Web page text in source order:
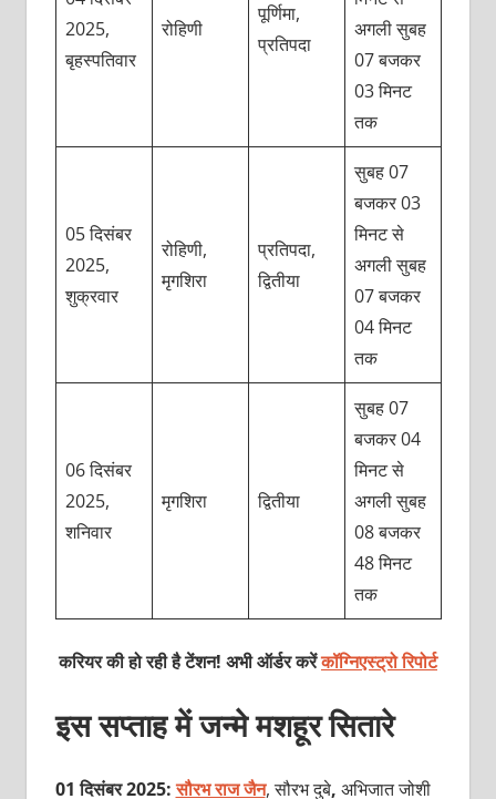
2025,
बृहस्पतिवार
रोहिणी
पूर्णिमा,
प्रतिपदा
अगली सुबह
07 बजकर
03 मिनट
तक
05 दिसंबर
2025,
शुक्रवार
रोहिणी,
मृगशिरा
प्रतिपदा,
द्वितीया
सुबह 07
बजकर 03
मिनट से
अगली सुबह
07 बजकर
04 मिनट
तक
06 दिसंबर
2025,
शनिवार
मृगशिरा द्वितीया
सुबह 07
बजकर 04
मिनट से
अगली सुबह
08 बजकर
48 मिनट
तक
करियर की हो रही है टेंशन! अभी ऑर्डर करेंकॉग्निएस्ट्रो रिपोर्ट
इस सप्ताह में जन्मे मशहूर सितारे
01 दिसंबर 2025:सौरभ राज जैन, सौरभ दुबे, अभिजात जोशी